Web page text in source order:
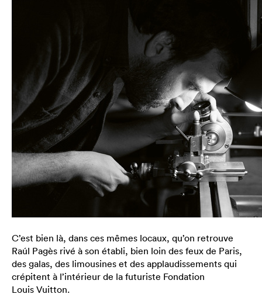
C’est bien là, dans ces mêmes locaux, qu’on retrouve
Raúl Pagès rivé à son établi, bien loin des feux de Paris,
des galas, des limousines et des applaudissements qui
crépitent à l’intérieur de la futuriste Fondation
Louis Vuitton.